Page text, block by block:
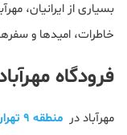
بسیاری از ایرانیان،
خاطرات، امیدها و
فرودگاه
مهرآباد در منطقه ۹ تهران